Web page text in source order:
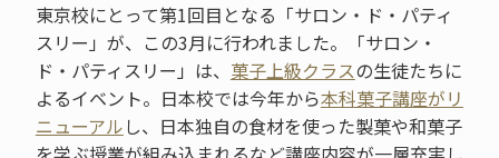
東京校にとって第1回目となる「サロン・ド・パティ
スリー」が、この3月に行われました。「サロン・
ド・パティスリー」は、 菓子上級クラスの生徒たちに
よるイベント。日本校では今年から本科菓子講座がリ
ニューアルし、日本独自の食材を使った製菓や和菓子